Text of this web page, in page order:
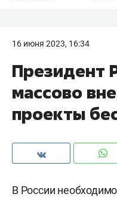
16 июня 2023, 16:34
Президент
массово
проекты
В России